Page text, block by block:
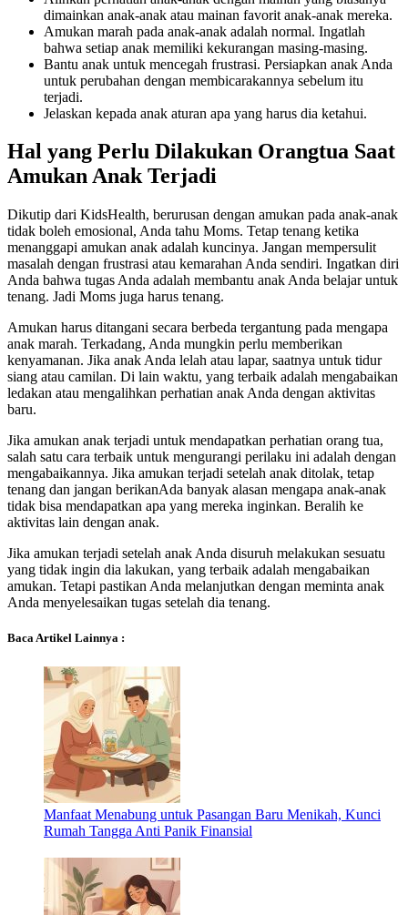
dimainkan anak-anak atau mainan favorit anak-anak mereka.
Amukan marah pada anak-anak adalah normal. Ingatlah
bahwa setiap anak memiliki kekurangan masing-masing.
Bantu anak untuk mencegah frustrasi. Persiapkan anak Anda
untuk perubahan dengan membicarakannya sebelum itu
terjadi.
Jelaskan kepada anak aturan apa yang harus dia ketahui.
Hal yang Perlu Dilakukan Orangtua Saat
Amukan Anak Terjadi
Dikutip dari KidsHealth, berurusan dengan amukan pada anak-anak
tidak boleh emosional, Anda tahu Moms. Tetap tenang ketika
menanggapi amukan anak adalah kuncinya. Jangan mempersulit
masalah dengan frustrasi atau kemarahan Anda sendiri. Ingatkan diri
Anda bahwa tugas Anda adalah membantu anak Anda belajar untuk
tenang. Jadi Moms juga harus tenang.
Amukan harus ditangani secara berbeda tergantung pada mengapa
anak marah. Terkadang, Anda mungkin perlu memberikan
kenyamanan. Jika anak Anda lelah atau lapar, saatnya untuk tidur
siang atau camilan. Di lain waktu, yang terbaik adalah mengabaikan
ledakan atau mengalihkan perhatian anak Anda dengan aktivitas
baru.
Jika amukan anak terjadi untuk mendapatkan perhatian orang tua,
salah satu cara terbaik untuk mengurangi perilaku ini adalah dengan
mengabaikannya. Jika amukan terjadi setelah anak ditolak, tetap
tenang dan jangan berikanAda banyak alasan mengapa anak-anak
tidak bisa mendapatkan apa yang mereka inginkan. Beralih ke
aktivitas lain dengan anak.
Jika amukan terjadi setelah anak Anda disuruh melakukan sesuatu
yang tidak ingin dia lakukan, yang terbaik adalah mengabaikan
amukan. Tetapi pastikan Anda melanjutkan dengan meminta anak
Anda menyelesaikan tugas setelah dia tenang.
Baca Artikel Lainnya :
Manfaat Menabung untuk Pasangan Baru Menikah, Kunci
Rumah Tangga Anti Panik Finansial